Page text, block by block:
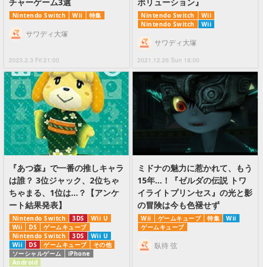
Nintendo Switch Wii 特集
2023.2.3 Fri 21:00
サワディ大塚
Nintendo Switch
Wii
Nintendo Switch
Wii
2021.12.26 Sun 18:00
サワディ大塚
『あつ森』で一番の推しキャラ
は誰？ 3位ジャック、2位ちゃ
ちゃまる、1位は…？【アンケ
ート結果発表】
Nintendo Switch 3DS
Wii U
Wii
DS
ゲームキューブ
Nintendo Switch
3DS
Wii U
Wii
DS ゲームキューブ
その他
ソーシャルゲーム
iPhone
Android
ミドナの魅力に惹かれて、もう
15年…！『ゼルダの伝説 トワ
イライトプリンセス』の光と影
の冒険は今も色褪せず
Wii ゲームキューブ 特集
Wii
ゲームキューブ
臥待 弦